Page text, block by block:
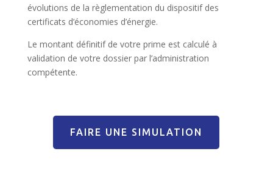
évolutions de la règlementation du dispositif des
certificats d’économies d’énergie.
Le montant définitif de votre prime est calculé à
validation de votre dossier par l’administration
compétente.
FAIRE UNE SIMULATION